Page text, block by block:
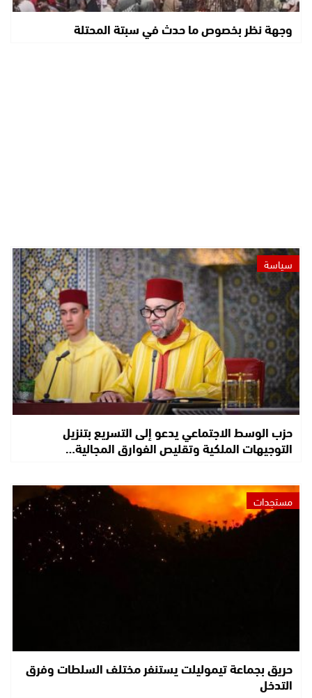
وجهة نظر بخصوص ما حدث في سبتة المحتلة
سياسة
حزب الوسط الاجتماعي يدعو إلى التسريع بتنزيل
التوجيهات الملكية وتقليص الفوارق المجالية…
مستجدات
حريق بجماعة تيموليلت يستنفر مختلف السلطات وفرق
التدخل